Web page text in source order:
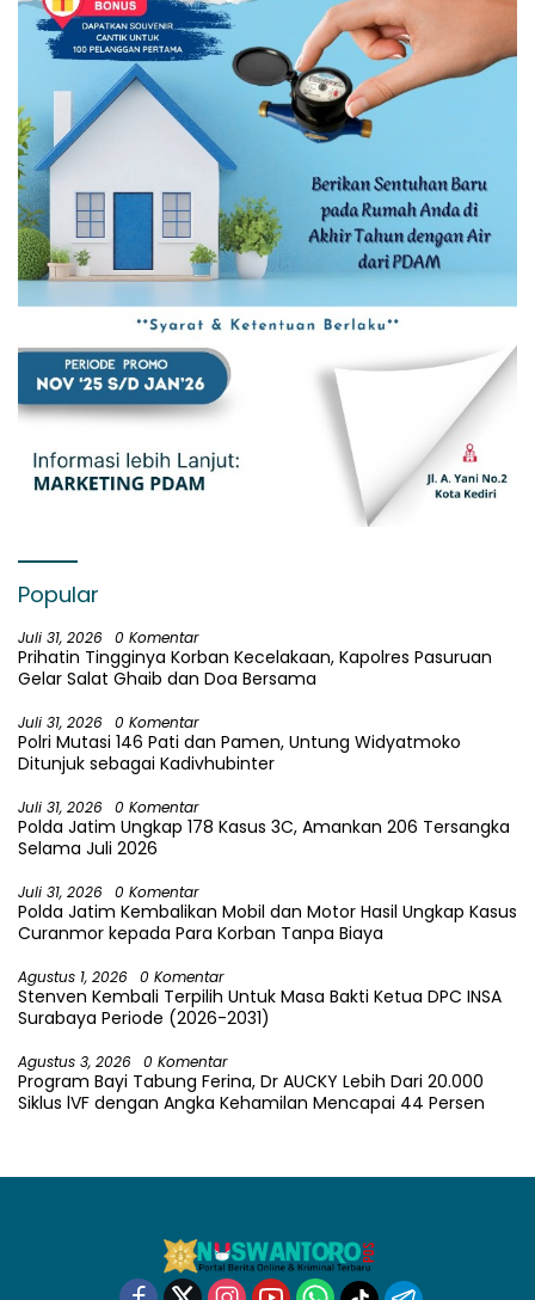
Popular
Juli 31, 2026 0 Komentar
Prihatin Tingginya Korban Kecelakaan, Kapolres Pasuruan
Gelar Salat Ghaib dan Doa Bersama
Juli 31, 2026 0 Komentar
Polri Mutasi 146 Pati dan Pamen, Untung Widyatmoko
Ditunjuk sebagai Kadivhubinter
Juli 31, 2026 0 Komentar
Polda Jatim Ungkap 178 Kasus 3C, Amankan 206 Tersangka
Selama Juli 2026
Juli 31, 2026 0 Komentar
Polda Jatim Kembalikan Mobil dan Motor Hasil Ungkap Kasus
Curanmor kepada Para Korban Tanpa Biaya
Agustus 1, 2026 0 Komentar
Stenven Kembali Terpilih Untuk Masa Bakti Ketua DPC INSA
Surabaya Periode (2026-2031)
Agustus 3, 2026 0 Komentar
Program Bayi Tabung Ferina, Dr AUCKY Lebih Dari 20.000
Siklus lVF dengan Angka Kehamilan Mencapai 44 Persen